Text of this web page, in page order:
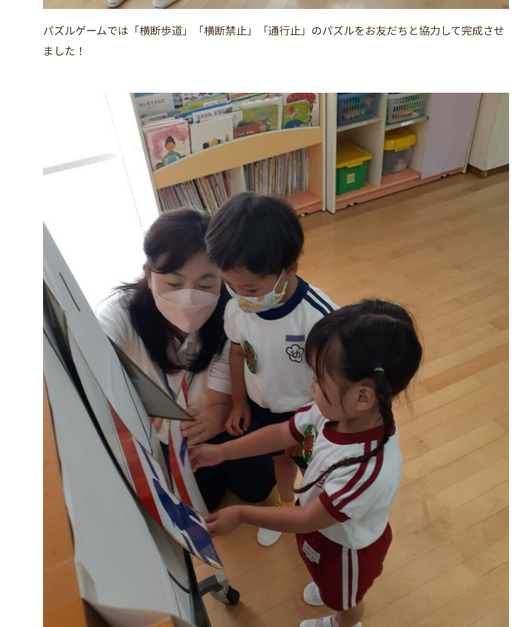
パズルゲームでは「横断歩道」「横断禁止」「通行止」のパズルをお友だちと協力して完成させ
ました！